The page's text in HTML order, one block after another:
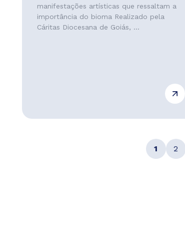
manifestações artísticas que ressaltam a
importância do bioma Realizado pela
Cáritas Diocesana de Goiás, ...
1 2